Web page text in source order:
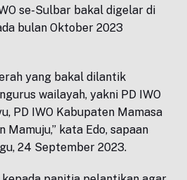
se-Sulbar bakal digelar di
bulan Oktober 2023
yang bakal dilantik
wailayah, yakni PD IWO
PD IWO Kabupaten Mamasa
Mamuju,” kata Edo, sapaan
24 September 2023.